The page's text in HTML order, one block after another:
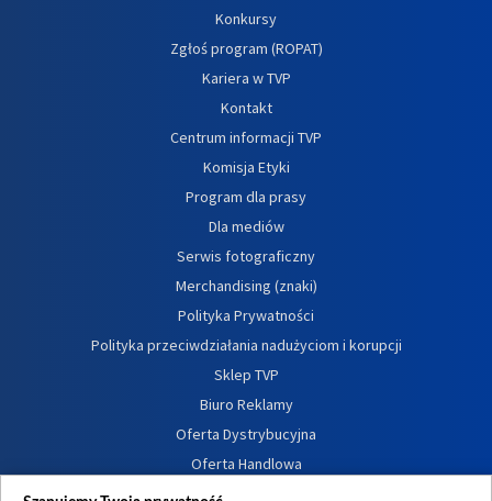
Konkursy
Zgłoś program (ROPAT)
Kariera w TVP
Kontakt
Centrum informacji TVP
Komisja Etyki
Program dla prasy
Dla mediów
Serwis fotograficzny
Merchandising (znaki)
Polityka Prywatności
Polityka przeciwdziałania nadużyciom i korupcji
Sklep TVP
Biuro Reklamy
Oferta Dystrybucyjna
Oferta Handlowa
Dostępność